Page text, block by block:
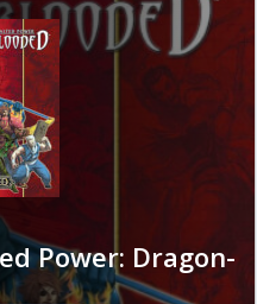
Power: Dragon-